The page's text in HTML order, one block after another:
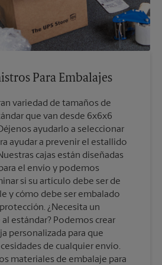
Para Embalajes
variedad de tamaños de
que van desde 6x6x6
ayudarlo a seleccionar
ayudar a prevenir el estallido
cajas están diseñadas
el envío y podemos
si su artículo debe ser de
y cómo debe ser embalado
¿Necesita un
estándar? Podemos crear
personalizada para que
de cualquier envío.
materiales de embalaje para